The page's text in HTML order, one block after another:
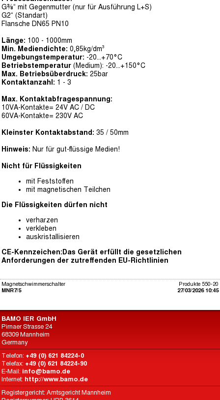
G⅜“ mit Gegenmutter (nur für Ausführung L+S)
G2“ (Standart)
Flansche DN65 PN10
Länge: 100 - 1000mm
Min. Mediendichte: 0,85kg/dm³
Umgebungstemperatur: -20...+70°C
Betriebstemperatur (Medium): -20...+150°C
Max. Betriebsüberdruck: 25bar
Kontaktanzahl: 1 - 3
Max. Kontaktabfragespannung:
10VA-Kontakte= 24V AC / DC
60VA-Kontakte= 230V AC
Kleinster Kontaktabstand: 35 / 50mm
Hinweis: Nur für gut-flüssige Medien!
Nicht für Flüssigkeiten
mit Feststoffen
mit magnetischen Teilchen
Die Flüssigkeiten dürfen nicht
verharzen
verkleben
auskristallisieren
CE-Kennzeichen:Das Gerät erfüllt die gesetzlichen
Anforderungen der zutreffenden EU-Richtlinien
Produkte 550-20
27/03/2026 10:45
Magnetschwimmerschalter
MNR7/5
BAMO IER GmbH
Pirnaer Strasse 24
68309 Mannheim
Germany
Telefon: +49 (0) 621 84224-0
Telefax: +49 (0) 621 84224-90
E-Mail: info@bamo.de
Internet: http://www.bamo.de
Registergericht: Amtsgericht Mannheim